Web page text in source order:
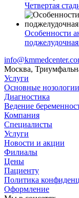
Четвертая
Особенности
Москва,
Услуги
Основные нозологии
Диагностика
Ведение
Компания
Специалисты
Услуги
Новости и акции
Филиалы
Цены
Пациенту
Политика
Оформление